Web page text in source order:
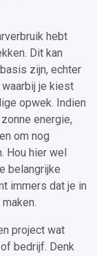
hebt
Dit kan
zijn, echter
je kiest
opwek. Indien
energie,
om nog
Hou hier wel
belangrijke
immers dat je in
project wat
bedrijf. Denk